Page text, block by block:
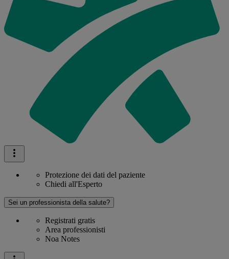
Protezione dei dati del paziente
Chiedi all'Esperto
Sei un professionista della salute?
Registrati gratis
Area professionisti
Noa Notes